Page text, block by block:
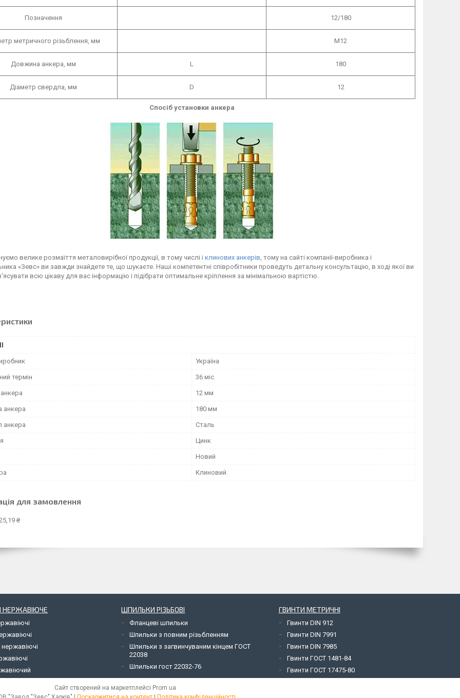
Позначення 12/180
метричного різьблення, мм М12
Довжина анкера, мм L 180
Діаметр свердла, мм D 12
Спосіб установки анкера
велике розмаїття металовирібної продукції, в тому числі і клинових анкерів , тому на сайті компанії-виробника і
«Зевс» ви завжди знайдете те, що шукаєте. Наші компетентні співробітники проведуть детальну консультацію, в ході якої ви
всю цікаву для вас інформацію і підібрати оптимальне кріплення за мінімальною вартістю.
Україна
термін 36 міс
12 мм
анкера 180 мм
анкера Сталь
Цинк
Новий
Клиновий
для замовлення
₴
НЕРЖАВІЮЧЕ ШПИЛЬКИ РІЗЬБОВІ
Фланцеві шпильки
Шпильки з повним різьбленням
Шпильки з загвинчуваним кінцем ГОСТ
22038
Шпильки гост 22032-76
ГВИНТИ МЕТРИЧНІ
Гвинти DIN 912
Гвинти DIN 7991
Гвинти DIN 7985
Гвинти ГОСТ 1481-84
Гвинти ГОСТ 17475-80
Сайт створений на маркетплейсі Prom.ua